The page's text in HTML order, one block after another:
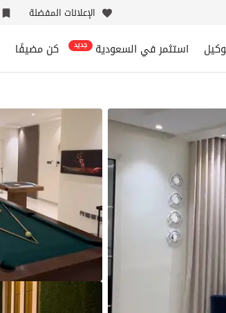
الإعلانات المفضلة
استثمر في السعودية جديد كن مضيفًا